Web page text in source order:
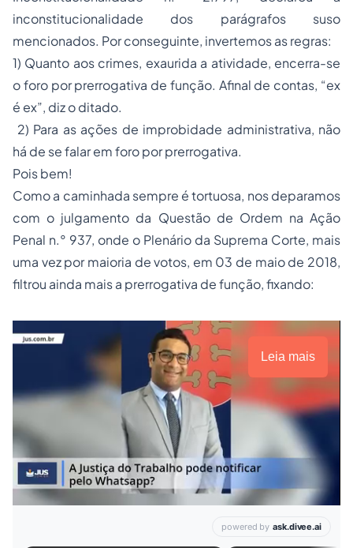
inconstitucionalidade dos parágrafos suso
mencionados. Por conseguinte, invertemos as regras:
1) Quanto aos crimes, exaurida a atividade, encerra-se
o foro por prerrogativa de função. Afinal de contas, “ex
é ex”, diz o ditado.
2) Para as ações de improbidade administrativa, não
há de se falar em foro por prerrogativa.
Pois bem!
Como a caminhada sempre é tortuosa, nos deparamos
com o julgamento da Questão de Ordem na Ação
Penal n.° 937, onde o Plenário da Suprema Corte, mais
uma vez por maioria de votos, em 03 de maio de 2018,
filtrou ainda mais a prerrogativa de função, fixando:
Leia mais